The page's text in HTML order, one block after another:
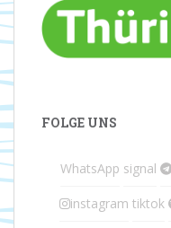
FOLGE UNS
WhatsApp signal
instagram tiktok